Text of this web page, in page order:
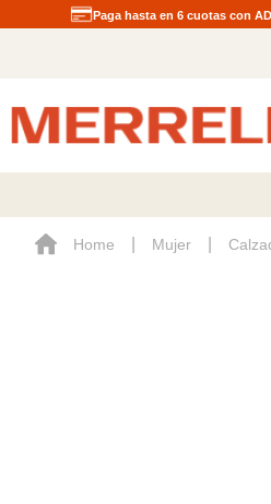
Paga hasta en 6 cuotas con
Mujer